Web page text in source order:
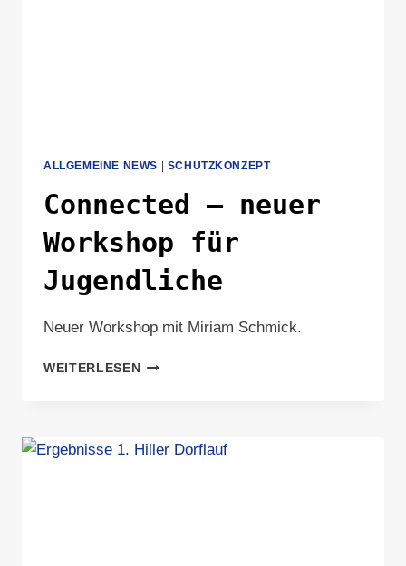
ALLGEMEINE NEWS SCHUTZKONZEPT
Connected – neuer
Workshop für
Jugendliche
Neuer Workshop mit Miriam Schmick.
WEITERLESENCONNECTED
JUGENDLICHE